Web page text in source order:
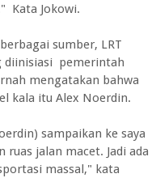
Kata Jokowi.
sumber, LRT
diinisiasi pemerintah
mengatakan bahwa
kala itu Alex Noerdin.
sampaikan ke saya
ruas jalan macet. Jadi ada
massal," kata